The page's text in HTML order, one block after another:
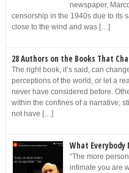
newspaper,
censorship in the 1940s due to its
close to the wind and was […]
28 Authors on the Books That
The right book, it’s said, can
perceptions of the world, or let a
never have considered before.
within the confines of a narrative;
not have […]
What Everybody
“The more
intimate you are